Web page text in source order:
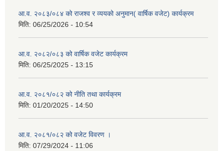
आ.व. २०८३/०८४ को राजश्व र व्ययको अनुमान( वार्षिक वजेट) कार्यक्रम
मिति: 06/25/2026 - 10:54
आ.व. २०८२/०८३ को वार्षिक वजेट कार्यक्रम
मिति: 06/25/2025 - 13:15
आ.व. २०८१/०८२ को नीति तथा कार्यक्रम
मिति: 01/20/2025 - 14:50
आ.व. २०८१/०८२ को वजेट विवरण ।
मिति: 07/29/2024 - 11:06